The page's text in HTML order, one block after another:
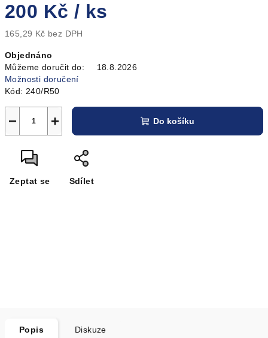
200 Kč / ks
165,29 Kč bez DPH
cena:
Objednáno
Můžeme doručit do:
18.8.2026
Možnosti doručení
Kód: 240/R50
+
− Do košíku
Zeptat se Sdílet
Popis Diskuze